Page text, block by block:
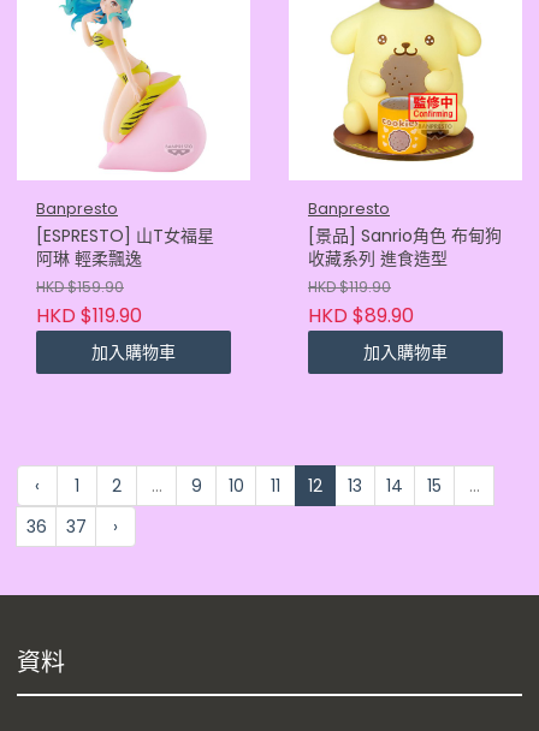
Banpresto
[ESPRESTO] 山T女福星
阿琳 輕柔飄逸
HKD $159.90
HKD $119.90
加入購物車
Banpresto
[景品] Sanrio角色 布甸狗
收藏系列 進食造型
HKD $119.90
HKD $89.90
加入購物車
‹ 1 2 ... 9 10 11 12 13 14 15
...
36
37 ›
資料